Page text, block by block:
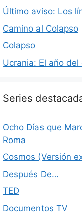
Último aviso: Los
Camino al Colapso
Colapso
Ucrania: El año del
Series
Ocho Días que
Roma
Cosmos (Versión
Después De…
TED
Documentos TV